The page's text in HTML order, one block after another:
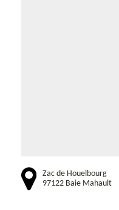
Zac de Houelbourg
97122 Baie Mahault